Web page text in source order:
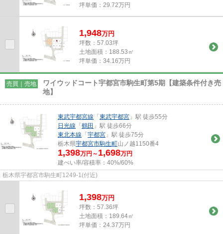
坪単価：29.72万円
1,948万円
坪数：57.03坪
土地面積：188.53㎡
坪単価：34.16万円
売買｜売地
ワイウッドコート宇都宮市駒生町第5期【建築条件付き売
地】
東武宇都宮線 「東武宇都宮 」駅 徒歩55分
日光線 「鶴田 」駅 徒歩66分
東北本線 「宇都宮 」駅 徒歩75分
栃木県宇都宮市駒生町山ノ越1150番4
1,398万円～ 1,698万円
建ぺい率/容積率： 40%/60%
栃木県宇都宮市駒生町1249-1(付近)
1,398万円
坪数：57.36坪
土地面積：189.64㎡
坪単価：24.37万円